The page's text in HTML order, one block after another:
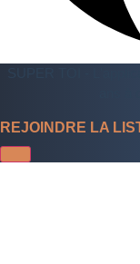
SUPER TOI -
ans
REJOINDRE LA